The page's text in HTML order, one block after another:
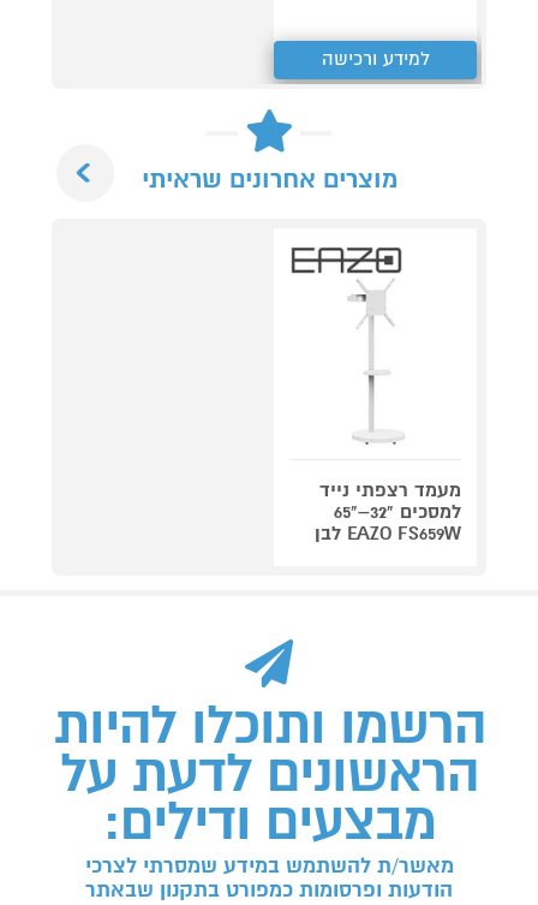
למידע ורכישה
מוצרים אחרונים שראיתי
מעמד רצפתי נייד
למסכים "32–"65
EAZO FS659W לבן
הרשמו ותוכלו להיות
הראשונים לדעת על
מבצעים ודילים:
מאשר/ת להשתמש במידע שמסרתי לצרכי
הודעות ופרסומות כמפורט בתקנון שבאתר